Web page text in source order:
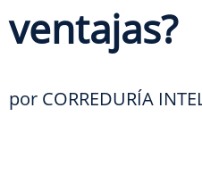
ventajas?
por CORREDURÍA